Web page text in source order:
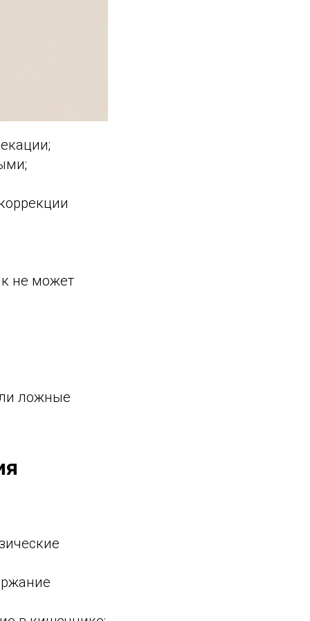
не может
ложные